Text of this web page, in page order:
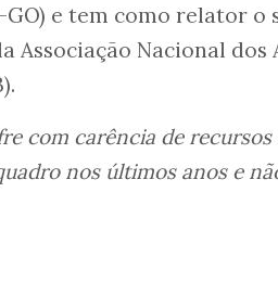
GO) e tem como relator
Associação Nacional
com carência de recursos
nos últimos anos e